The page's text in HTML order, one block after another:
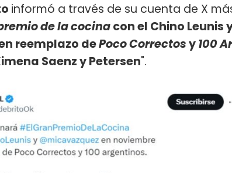
informó a través de su cuenta de X
de la cocinacon el Chino Leunis
reemplazo dePoco Correctosy100
Saenz y Petersen".